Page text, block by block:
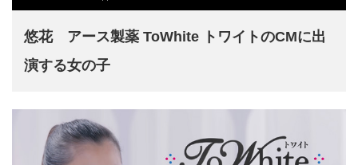
悠花 アース製薬 ToWhite トワイトのCMに出
演する女の子